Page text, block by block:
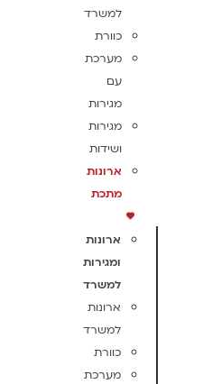
למשרד
כוורת
מערכת
עם
מגירות
מגירות
ושידות
ארונות
מתכת
ארונות
ומגירות
למשרד
ארונות
למשרד
כוורת
מערכת